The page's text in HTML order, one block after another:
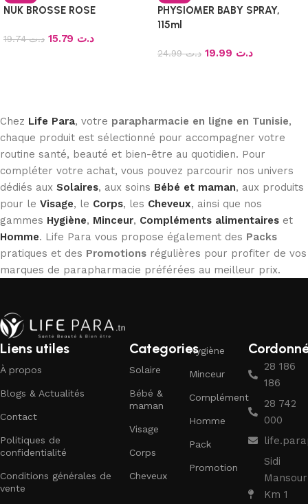
NUK BROSSE ROSE
د.ت19.74 د.ت
PHYSIOMER BABY SPRAY,
115ml
د.ت24.99 د.ت
Chez Life Para, votre parapharmacie en ligne en Tunisie,
chaque produit est sélectionné pour accompagner votre
routine santé, beauté et bien-être au quotidien. Pour
compléter votre achat, vous pouvez parcourir nos univers
dédiés aux Solaires, aux soins Bébé et maman, aux produits
pour le Visage, le Corps, les Cheveux, ainsi que nos
gammes Hygiène, Minceur, Compléments alimentaires et
Homme. Life Para vous propose également des Packs
pratiques et des Promotions régulières pour profiter de vos
marques de parapharmacie préférées au meilleur prix.
Liens utiles
À propos
Blogs & Actualités
Contact
Politiques de
confidentialité
Conditions générales de
vente
Categories
Solaire
Bébé &
maman
Visage
Corps
Cheveux
Hygiène
Minceur
Complément
Homme
Pack
Promotion
28 186
186
28 742
000
Sidi
Mansour
Km 1